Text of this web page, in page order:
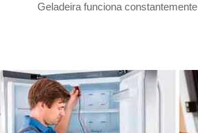
Geladeira funciona constantemente